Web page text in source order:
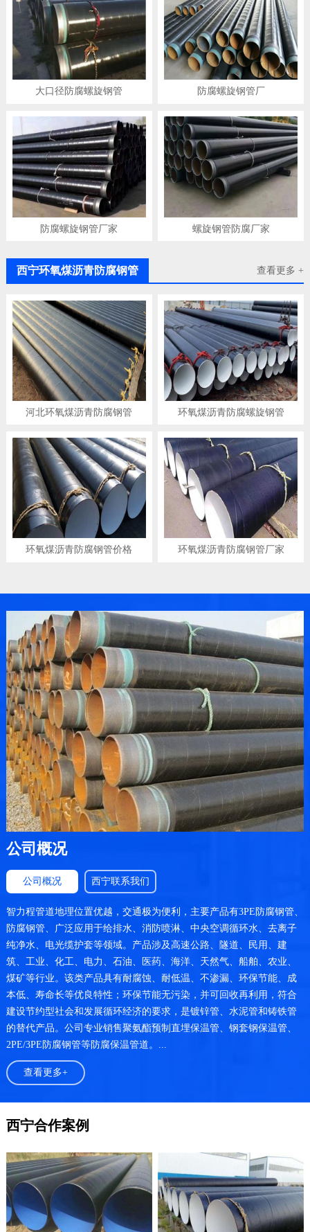
大口径防腐螺旋钢管 防腐螺旋钢管厂
防腐螺旋钢管厂家 螺旋钢管防腐厂家
查看更多 +
西宁环氧煤沥青防腐钢管
河北环氧煤沥青防腐钢管 环氧煤沥青防腐螺旋钢管
环氧煤沥青防腐钢管价格 环氧煤沥青防腐钢管厂家
公司概况
公司概况 西宁联系我们
智力程管道地理位置优越，交通极为便利，主要产品有3PE防腐钢管、
防腐钢管、广泛应用于给排水、消防喷淋、中央空调循环水、去离子
纯净水、电光缆护套等领域。产品涉及高速公路、隧道、民用、建
筑、工业、化工、电力、石油、医药、海洋、天然气、船舶、农业、
煤矿等行业。该类产品具有耐腐蚀、耐低温、不渗漏、环保节能、成
本低、寿命长等优良特性；环保节能无污染，并可回收再利用，符合
建设节约型社会和发展循环经济的要求，是镀锌管、水泥管和铸铁管
的替代产品。公司专业销售聚氨酯预制直埋保温管、钢套钢保温管、
2PE/3PE防腐钢管等防腐保温管道。...
查看更多+
西宁合作案例